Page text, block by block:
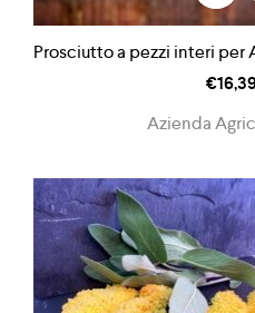
Prosciutto a pezzi interi per
€16,39
Azienda